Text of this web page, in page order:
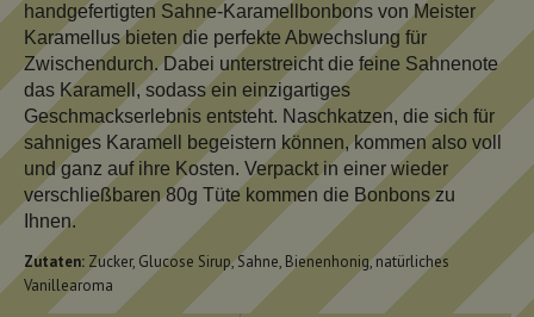
handgefertigten Sahne-Karamellbonbons von Meister
Karamellus bieten die perfekte Abwechslung für
Zwischendurch. Dabei unterstreicht die feine Sahnenote
das Karamell, sodass ein einzigartiges
Geschmackserlebnis entsteht. Naschkatzen, die sich für
sahniges Karamell begeistern können, kommen also voll
und ganz auf ihre Kosten. Verpackt in einer wieder
verschließbaren 80g Tüte kommen die Bonbons zu
Ihnen.
Zutaten:Zucker, Glucose Sirup, Sahne, Bienenhonig, natürliches
Vanillearoma